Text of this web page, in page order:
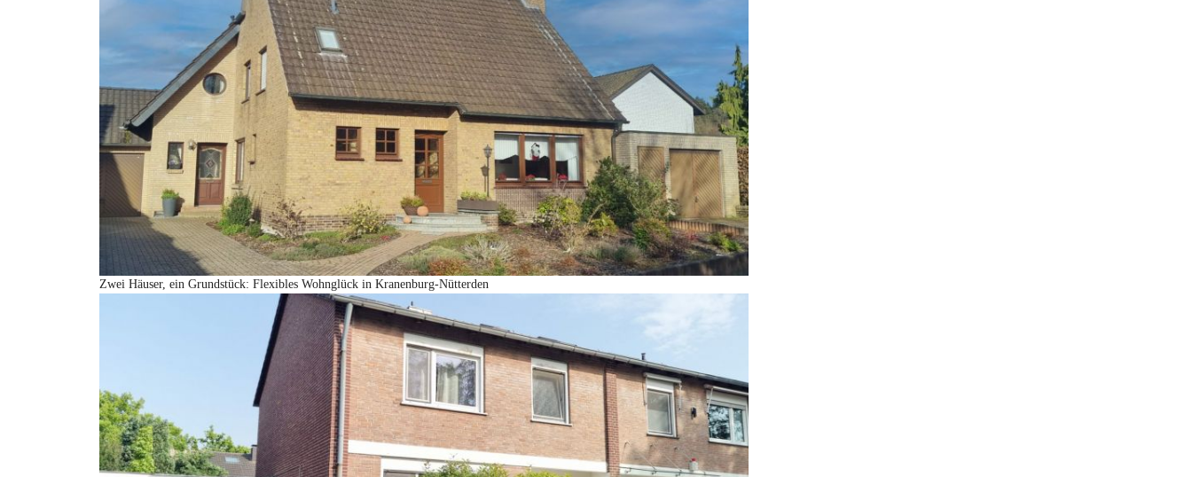
Zwei Häuser, ein Grundstück: Flexibles Wohnglück in Kranenburg-Nütterden